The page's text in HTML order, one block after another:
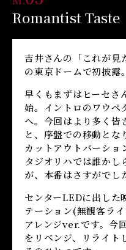
Romantist Taste
吉井さんの「これが見
の東京ドームで初披露。
早くもまずはヒーセさ
始。イントロのワウペ
へ。今回はより多く皆
と、序盤での移動とな
カットアウトバーショ
タジオリハでは誰かし
が、本番はさすがでし
センターLEDに出した
テーション(無観客ラ
アレンジver.です。今
をリベンジ、リライト